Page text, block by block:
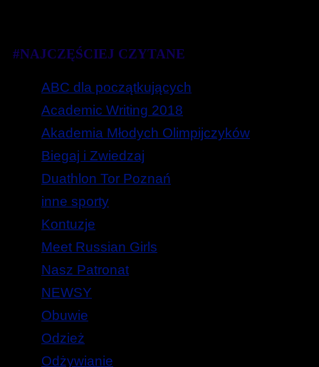
#NAJCZĘŚCIEJ CZYTANE
ABC dla początkujących
Academic Writing 2018
Akademia Młodych Olimpijczyków
Biegaj i Zwiedzaj
Duathlon Tor Poznań
inne sporty
Kontuzje
Meet Russian Girls
Nasz Patronat
NEWSY
Obuwie
Odzież
Odżywianie